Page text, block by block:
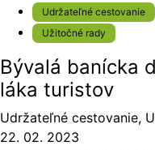
Udržateľné cestovanie
Užitočné rady
Bývalá banícka
láka turistov
Udržateľné cestovanie,
22. 02. 2023